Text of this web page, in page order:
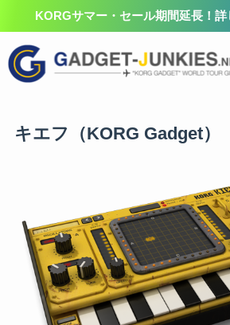
KORGサマー・セール期間延長！詳
キエフ（KORG Gadget）